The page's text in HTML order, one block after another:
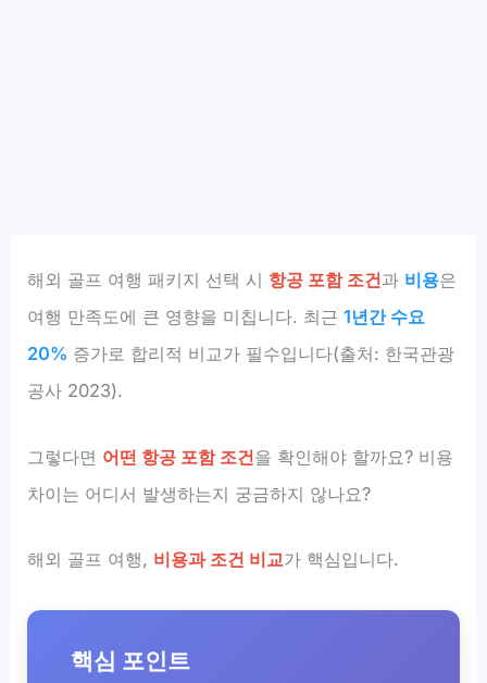
해외 골프 여행 패키지 선택 시 항공 포함 조건과 비용은
여행 만족도에 큰 영향을 미칩니다. 최근1년간 수요
20% 증가로 합리적 비교가 필수입니다(출처: 한국관광
공사 2023).
그렇다면 어떤 항공 포함 조건을 확인해야 할까요? 비용
차이는 어디서 발생하는지 궁금하지 않나요?
해외 골프 여행, 비용과 조건 비교가 핵심입니다.
핵심 포인트